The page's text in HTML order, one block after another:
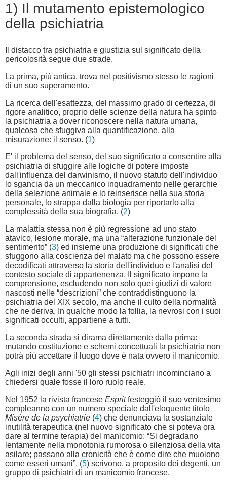
1) Il mutamento epistemologico
della psichiatria
Il distacco tra psichiatria e giustizia sul significato della
pericolosità segue due strade.
La prima, più antica, trova nel positivismo stesso le ragioni
di un suo superamento.
La ricerca dell'esattezza, del massimo grado di certezza, di
rigore analitico, proprio delle scienze della natura ha spinto
la psichiatria a dover riconoscere nella natura umana,
qualcosa che sfuggiva alla quantificazione, alla
misurazione: il senso. (1)
E' il problema del senso, del suo significato a consentire alla
psichiatria di sfuggire alle logiche di potere imposte
dall'influenza del darwinismo, il nuovo statuto dell'individuo
lo sgancia da un meccanico inquadramento nelle gerarchie
della selezione animale e lo reinserisce nella sua storia
personale, lo strappa dalla biologia per riportarlo alla
complessità della sua biografia. (2)
La malattia stessa non è più regressione ad uno stato
atavico, lesione morale, ma una “alterazione funzionale del
sentimento” (3) ed insieme una produzione di significati che
sfuggono alla coscienza del malato ma che possono essere
decodificati attraverso la storia dell'individuo e l'analisi del
contesto sociale di appartenenza. Il significato impone la
comprensione, escludendo non solo quei giudizi di valore
nascosti nelle “descrizioni” che contraddistinguono la
psichiatria del XIX secolo, ma anche il culto della normalità
che ne deriva. In qualche modo la follia, la nevrosi con i suoi
significati occulti, appartiene a tutti.
La seconda strada si dirama direttamente dalla prima:
mutando costituzione e schemi concettuali la psichiatria non
potrà più accettare il luogo dove è nata ovvero il manicomio.
Agli inizi degli anni '50 gli stessi psichiatri incominciano a
chiedersi quale fosse il loro ruolo reale.
Nel 1952 la rivista francese Espritfesteggiò il suo ventesimo
compleanno con un numero speciale dall'eloquente titolo
Misère de la psychiatrie (4) che denunciava la sostanziale
inutilità terapeutica (nel nuovo significato che si poteva ora
dare al termine terapia) del manicomio: “Si degradano
lentamente nella monotonia rumorosa o silenziosa della vita
asilare; passano alla cronicità che è come dire che muoiono
come esseri umani”, (5) scrivono, a proposito dei degenti, un
gruppo di psichiatri di un manicomio francese.